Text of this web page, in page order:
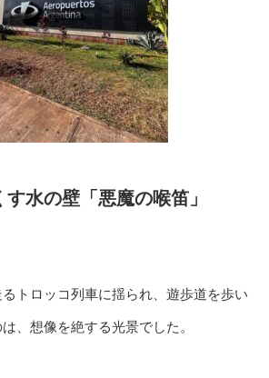
水の壁「悪魔の喉笛」
トロッコ列車に揺られ、遊歩道を歩い
、想像を絶する光景でした。